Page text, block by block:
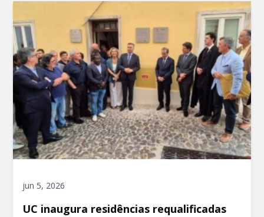
jun 5, 2026
UC inaugura residências requalificadas